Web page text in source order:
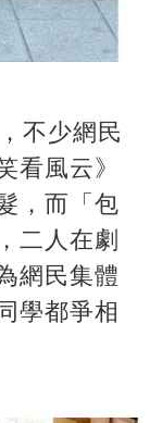
不少網民
看風云》
，而「包
二人在劇
網民集體
學都爭相